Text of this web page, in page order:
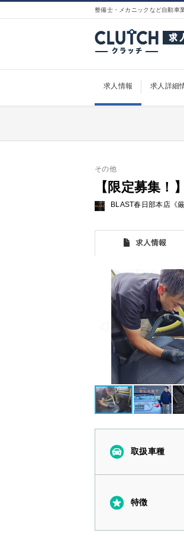
整備士・メカニックなど自動車
求人情報 求人詳細
その他
【限定募集！
BLAST春日部本店《
取扱車種
特徴